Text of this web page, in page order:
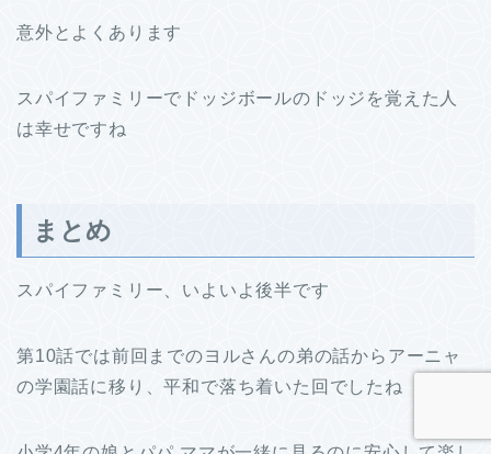
意外とよくあります
スパイファミリーでドッジボールのドッジを覚えた人
は幸せですね
まとめ
スパイファミリー、いよいよ後半です
第10話では前回までのヨルさんの弟の話からアーニャ
の学園話に移り、平和で落ち着いた回でしたね